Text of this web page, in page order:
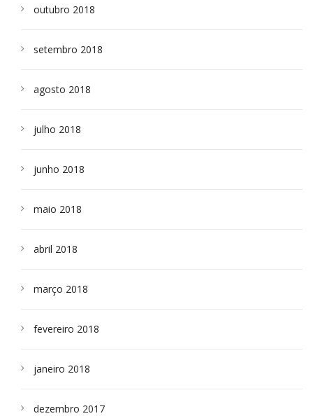
outubro 2018
setembro 2018
agosto 2018
julho 2018
junho 2018
maio 2018
abril 2018
março 2018
fevereiro 2018
janeiro 2018
dezembro 2017